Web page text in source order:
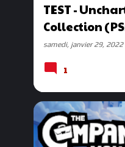
TEST -
Collection
samedi, janvier 29, 2022
1
TEST